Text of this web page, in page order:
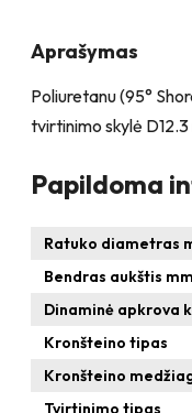
Aprašymas
Poliuretanu (95°
tvirtinimo skylė
Papildoma
Ratuko diametras
Bendras aukštis
Dinaminė apkrova
Kronšteino tipas
Kronšteino
Tvirtinimo tipas